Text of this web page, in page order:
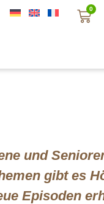
0
und
gibt es
Episoden